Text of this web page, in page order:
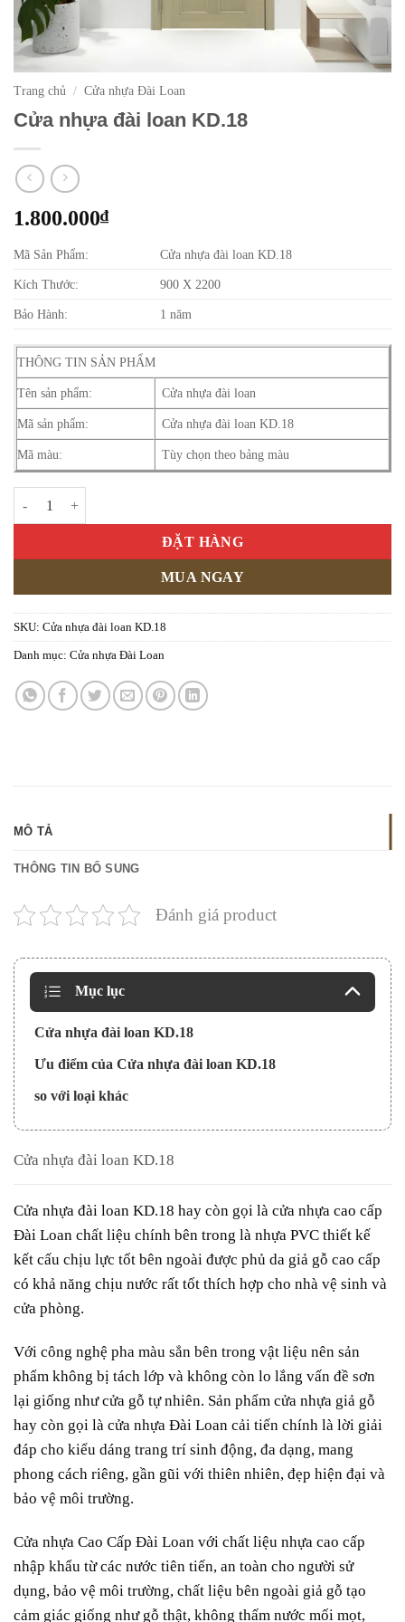
Trang chủ / Cửa nhựa Đài Loan
Cửa nhựa đài loan KD.18
1.800.000₫
Mã Sản Phẩm: Cửa nhựa đài loan KD.18
Kích Thước: 900 X 2200
Bảo Hành: 1 năm
THÔNG TIN SẢN PHẨM
Tên sản phẩm: Cửa nhựa đài loan
Mã sản phẩm: Cửa nhựa đài loan KD.18
Mã màu: Tùy chọn theo bảng màu
ĐẶT HÀNG
MUA NGAY
SKU: Cửa nhựa đài loan KD.18
Danh mục: Cửa nhựa Đài Loan
MÔ TẢ
THÔNG TIN BỔ SUNG
Đánh giá product
Mục lục
Cửa nhựa đài loan KD.18
Ưu điểm của Cửa nhựa đài loan KD.18
so với loại khác
Cửa nhựa đài loan KD.18
Cửa nhựa đài loan KD.18 hay còn gọi là cửa nhựa cao cấp
Đài Loan chất liệu chính bên trong là nhựa PVC thiết kế
kết cấu chịu lực tốt bên ngoài được phủ da giả gỗ cao cấp
có khả năng chịu nước rất tốt thích hợp cho nhà vệ sinh và
cửa phòng.
Với công nghệ pha màu sẳn bên trong vật liệu nên sản
phẩm không bị tách lớp và không còn lo lắng vấn đề sơn
lại giống như cửa gỗ tự nhiên. Sản phẩm cửa nhựa giả gỗ
hay còn gọi là cửa nhựa Đài Loan cải tiến chính là lời giải
đáp cho kiểu dáng trang trí sinh động, đa dạng, mang
phong cách riêng, gần gũi với thiên nhiên, đẹp hiện đại và
bảo vệ môi trường.
Cửa nhựa Cao Cấp Đài Loan với chất liệu nhựa cao cấp
nhập khẩu từ các nước tiên tiến, an toàn cho người sử
dụng, bảo vệ môi trường, chất liệu bên ngoài giả gỗ tạo
cảm giác giống như gỗ thật, không thấm nước mối mọt,